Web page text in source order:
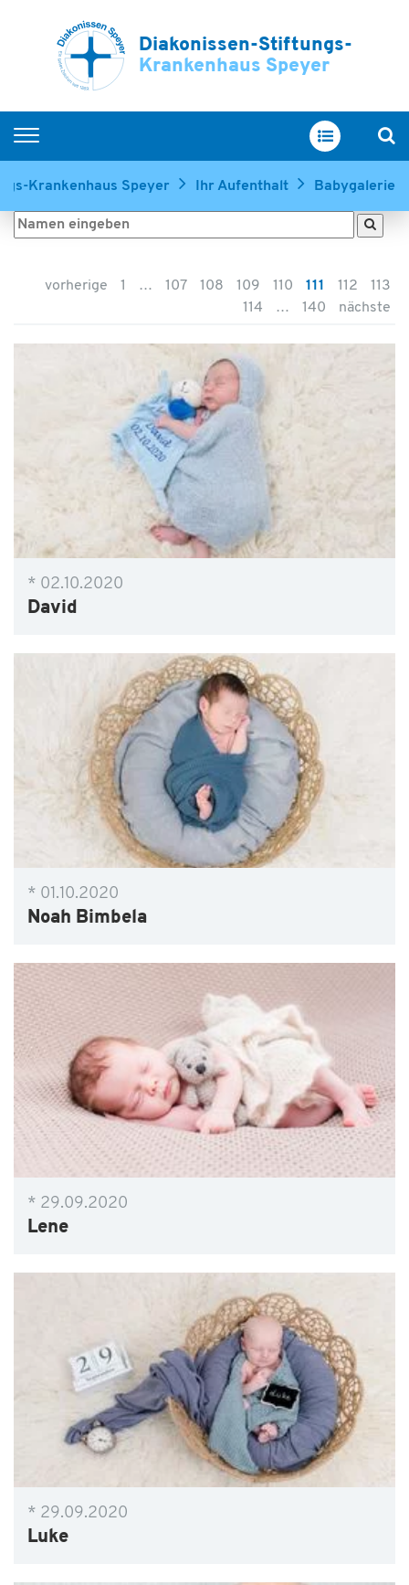
Diakonissen-Stiftungs-
Krankenhaus Speyer
Home
Service & Betreuung
Ausbildung & Karriere
Krankenhaus Speyer Ihr Aufenthalt Babygalerie
vorherige 1 … 107 108 109 110 111 112
113
114
… 140 nächste
* 02.10.2020
David
* 01.10.2020
Noah Bimbela
* 29.09.2020
Lene
* 29.09.2020
Luke